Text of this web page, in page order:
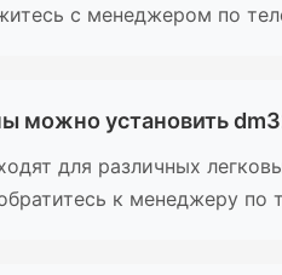
с менеджером по
можно установить
для различных
к менеджеру по